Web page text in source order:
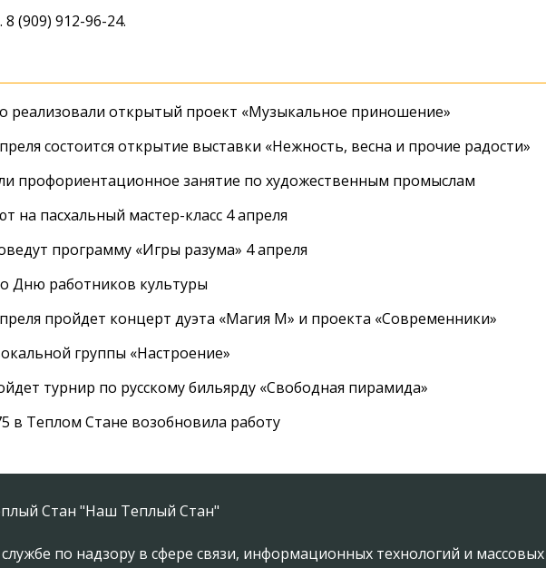
(909) 912-96-24.
открытый проект «Музыкальное приношение»
состоится открытие выставки «Нежность, весна и прочие радости»
профориентационное занятие по художественным промыслам
на пасхальный мастер-класс 4 апреля
программу «Игры разума» 4 апреля
Дню работников культуры
пройдет концерт дуэта «Магия М» и проекта «Современники»
группы «Настроение»
турнир по русскому бильярду «Свободная пирамида»
Теплом Стане возобновила работу
Стан "Наш Теплый Стан"
по надзору в сфере связи, информационных технологий и